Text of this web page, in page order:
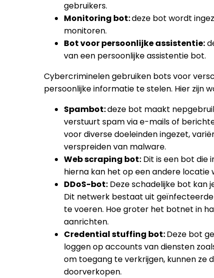
gebruikers.
Monitoring bot:deze bot wordt
monitoren.
Bot voor persoonlijke assistentie:
van een persoonlijke assistentie bot.
Cybercriminelen gebruiken bots voor
persoonlijke informatie te stelen. Hier zijn
Spambot:deze bot maakt
verstuurt spam via e-mails of
voor diverse doeleinden ingezet,
verspreiden van malware.
Web scraping bot: Dit is een bot die
hierna kan het op een andere locatie
DDoS-bot: Deze schadelijke bot kan
Dit netwerk bestaat uit
te voeren. Hoe groter het botnet in
aanrichten.
Credential stuffing bot:Deze bot
loggen op accounts van diensten
om toegang te verkrijgen, kunnen ze
doorverkopen.